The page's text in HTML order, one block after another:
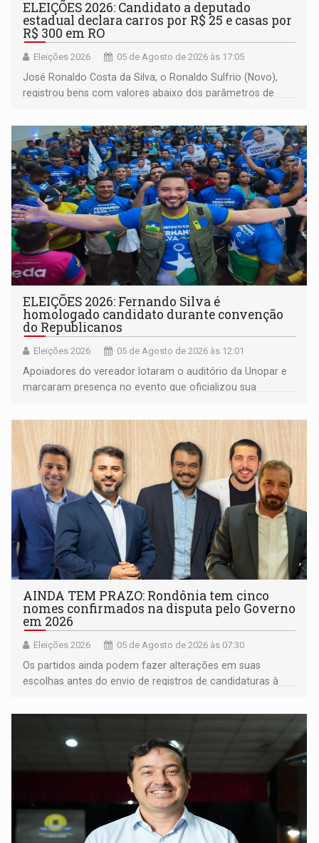
ELEIÇÕES 2026: Candidato a deputado
estadual declara carros por R$ 25 e casas por
R$ 300 em RO
Eleições 2026 05 de Agosto de 2026 às 17:05
José Ronaldo Costa da Silva, o Ronaldo Sulfrio (Novo),
registrou bens com valores abaixo dos parâmetros de
milhões
ELEIÇÕES 2026: Fernando Silva é
homologado candidato durante convenção
do Republicanos
Eleições 2026 05 de Agosto de 2026 às 12:01
Apoiadores do vereador lotaram o auditório da Unopar e
marcaram presença no evento que oficializou sua
AINDA TEM PRAZO: Rondônia tem cinco
nomes confirmados na disputa pelo Governo
em 2026
Eleições 2026 05 de Agosto de 2026 às 07:30
Os partidos ainda podem fazer alterações em suas
escolhas antes do envio de registros de candidaturas à